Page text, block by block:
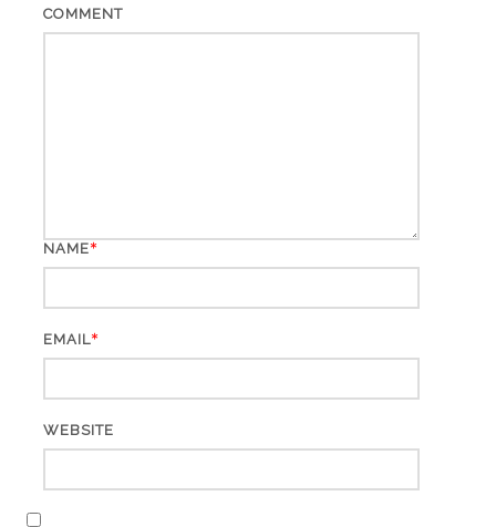
COMMENT
NAME*
EMAIL*
WEBSITE